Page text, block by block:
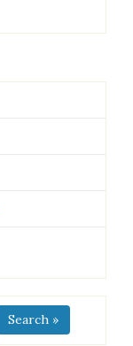
Search »